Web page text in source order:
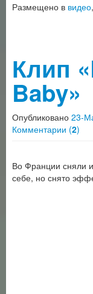
Размещено в видео,
Клип
Baby»
Опубликовано 23-
Комментарии (2)
Во Франции сняли
себе, но снято